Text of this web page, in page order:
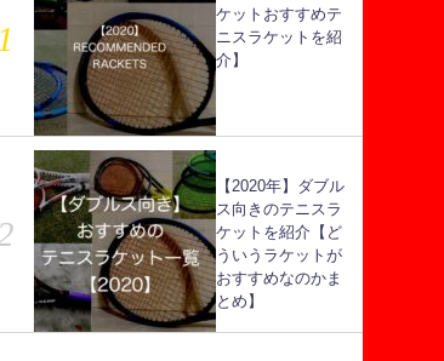
ケットおすすめテ
ニスラケットを紹
介】
【2020年】ダブル
ス向きのテニスラ
ケットを紹介【ど
ういうラケットが
おすすめなのかま
とめ】